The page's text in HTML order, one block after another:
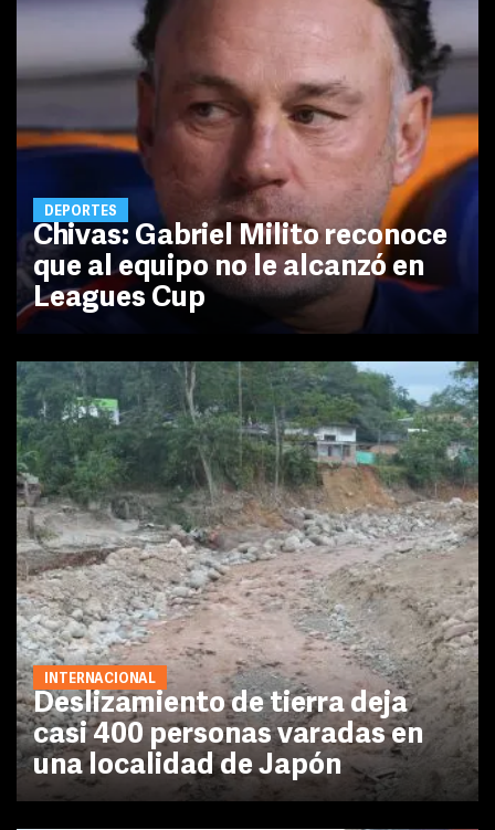
DEPORTES
Chivas: Gabriel Milito reconoce
que al equipo no le alcanzó en
Leagues Cup
INTERNACIONAL
Deslizamiento de tierra deja
casi 400 personas varadas en
una localidad de Japón